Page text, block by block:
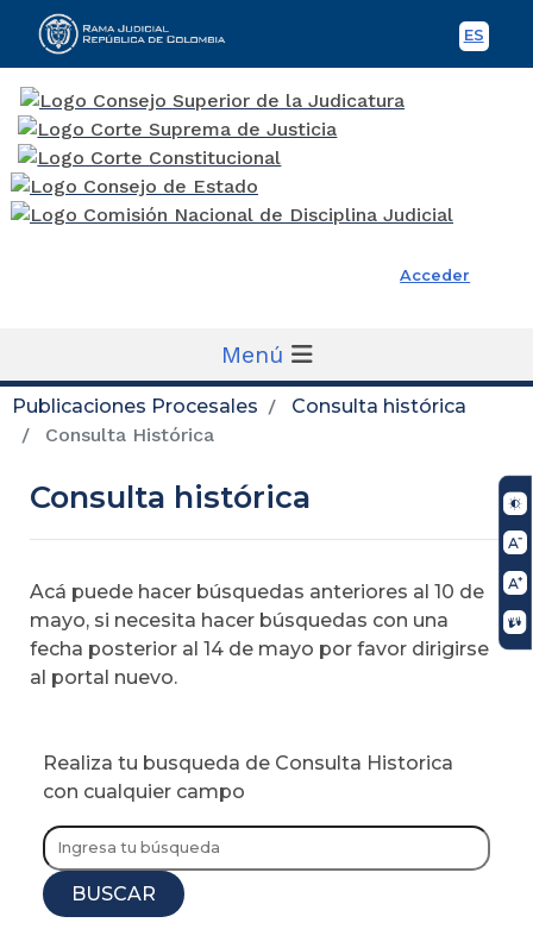
ES
Rama Judicial
Acceder
Menú
Publicaciones Procesales
Consulta histórica
Consulta Histórica
Consulta histórica
Acá puede hacer búsquedas anteriores al 10 de
mayo, si necesita hacer búsquedas con una
fecha posterior al 14 de mayo por favor dirigirse
al portal nuevo.
Realiza tu busqueda de Consulta Historica
con cualquier campo
BUSCAR